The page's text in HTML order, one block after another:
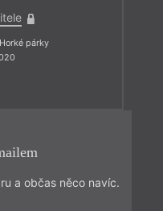
párky
a občas něco navíc.